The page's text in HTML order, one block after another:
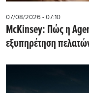
07/08/2026 - 07:10
McKinsey: Πώς η
εξυπηρέτηση